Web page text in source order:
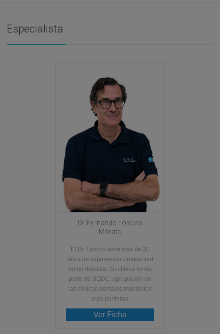
Especialista
Dr. Fernando Loscos
Morato
El Dr. Loscos tiene más de 30
años de experiencia profesional
como dentista. Su clínica forma
parte de BQDC, agrupación de
las clínicas dentales mundiales
más punteras
Ver Ficha